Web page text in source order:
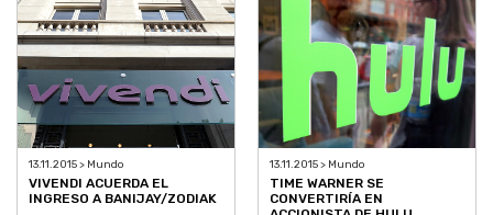
13.11.2015 > Mundo
VIVENDI ACUERDA EL
INGRESO A BANIJAY/ZODIAK
13.11.2015 > Mundo
TIME WARNER SE
CONVERTIRÍA EN